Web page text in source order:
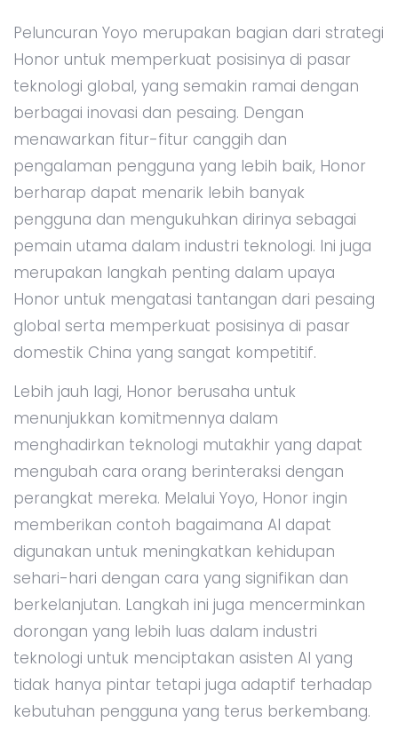
Peluncuran Yoyo merupakan bagian dari strategi
Honor untuk memperkuat posisinya di pasar
teknologi global, yang semakin ramai dengan
berbagai inovasi dan pesaing. Dengan
menawarkan fitur-fitur canggih dan
pengalaman pengguna yang lebih baik, Honor
berharap dapat menarik lebih banyak
pengguna dan mengukuhkan dirinya sebagai
pemain utama dalam industri teknologi. Ini juga
merupakan langkah penting dalam upaya
Honor untuk mengatasi tantangan dari pesaing
global serta memperkuat posisinya di pasar
domestik China yang sangat kompetitif.
Lebih jauh lagi, Honor berusaha untuk
menunjukkan komitmennya dalam
menghadirkan teknologi mutakhir yang dapat
mengubah cara orang berinteraksi dengan
perangkat mereka. Melalui Yoyo, Honor ingin
memberikan contoh bagaimana AI dapat
digunakan untuk meningkatkan kehidupan
sehari-hari dengan cara yang signifikan dan
berkelanjutan. Langkah ini juga mencerminkan
dorongan yang lebih luas dalam industri
teknologi untuk menciptakan asisten AI yang
tidak hanya pintar tetapi juga adaptif terhadap
kebutuhan pengguna yang terus berkembang.